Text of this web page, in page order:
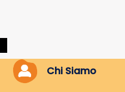
Chi Siamo